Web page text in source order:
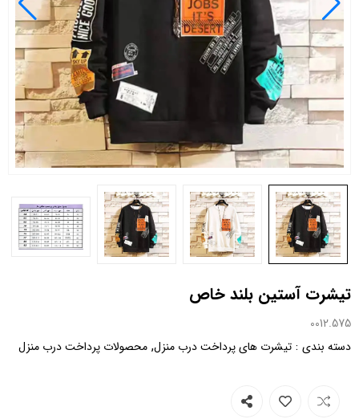
تیشرت آستین بلند خاص
0012.575
دسته بندی : تیشرت های پرداخت درب منزل, محصولات پرداخت درب منزل